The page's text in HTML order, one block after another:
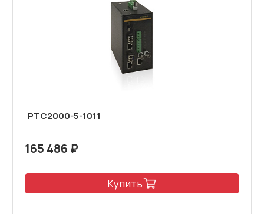
PTC2000-5-1011
165 486 ₽
Купить